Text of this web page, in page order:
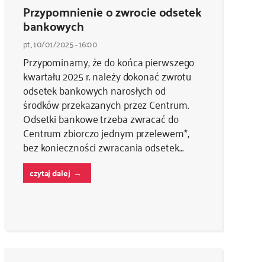
Przypomnienie o zwrocie odsetek
bankowych
pt., 10/01/2025 - 16:00
Przypominamy, że do końca pierwszego
kwartału 2025 r. należy dokonać zwrotu
odsetek bankowych narosłych od
środków przekazanych przez Centrum.
Odsetki bankowe trzeba zwracać do
Centrum zbiorczo jednym przelewem*,
bez konieczności zwracania odsetek…
czytaj dalej